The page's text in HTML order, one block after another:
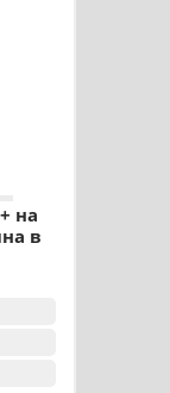
на
в